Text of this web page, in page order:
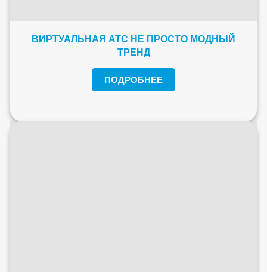
ВИРТУАЛЬНАЯ АТС НЕ ПРОСТО МОДНЫЙ
ТРЕНД
ПОДРОБНЕЕ